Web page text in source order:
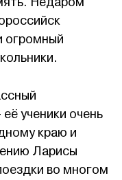
огромный
ученики очень
краю и
Ларисы
во многом